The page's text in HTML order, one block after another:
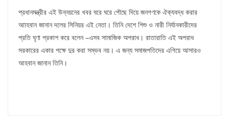
প্রধানমন্ত্রীর এই উন্নয়নের খবর ঘরে ঘরে পৌছে দিয়ে জনগণকে ঐক্যবদ্ধ করার
আাহবান জানান দলের সিনিয়র এই নেতা। তিনি দেশে শিশু ও নারী নির্যানকারীদের
প্রতি ঘৃণা প্রকাশ করে বলেন –এসব সামাজিক অপরাধ। রাতারাতি এই অপরাধ
সরকারের একার পক্ষে দুর করা সম্ভব নয়। এ জন্য সমাজপতিদের এগিয়ে আসারও
আহবান জানান তিনি।